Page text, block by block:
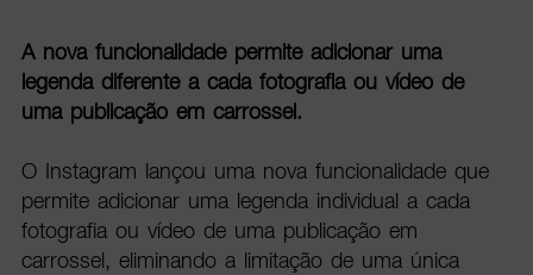
A nova funcionalidade permite adicionar uma
legenda diferente a cada fotografia ou vídeo de
uma publicação em carrossel.
O Instagram lançou uma nova funcionalidade que
permite adicionar uma legenda individual a cada
fotografia ou vídeo de uma publicação em
carrossel, eliminando a limitação de uma única